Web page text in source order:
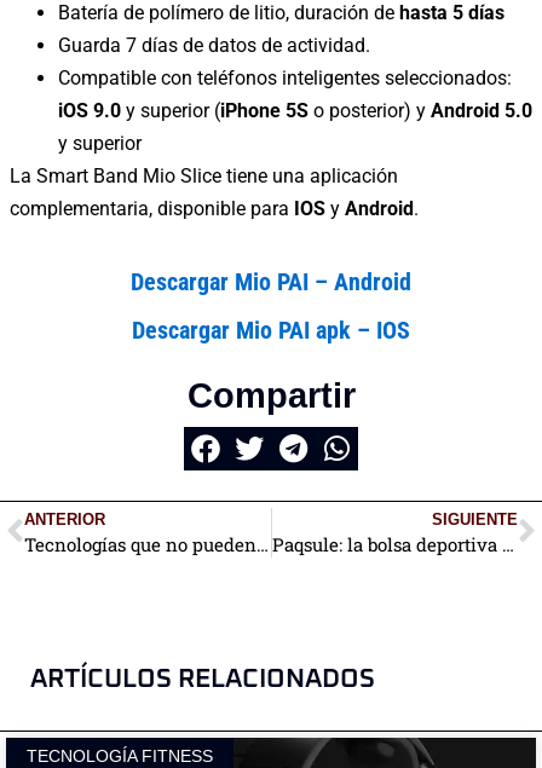
Batería de polímero de litio, duración de hasta 5 días
Guarda 7 días de datos de actividad.
Compatible con teléfonos inteligentes seleccionados:
iOS 9.0 y superior (iPhone 5S o posterior) y Android 5.0
y superior
La Smart Band Mio Slice tiene una aplicación
complementaria, disponible para IOS y Android.
Descargar Mio PAI – Android
Descargar Mio PAI apk – IOS
Compartir
ANTERIOR
Tecnologías que no pueden faltar en un gimnasio moderno
SIGUIENTE
Paqsule: la bolsa deportiva con tecnología para limpiar tu ropa de entrenamiento
ARTÍCULOS RELACIONADOS
TECNOLOGÍA FITNESS